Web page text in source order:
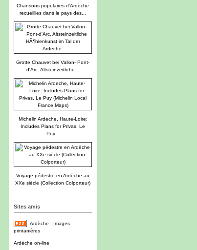
Chansons populaires d'Ardèche
recueillies dans le pays des...
Grotte Chauvet bei Vallon- Pont-
d'Arc. Altsteinzeitliche...
Michelin Ardeche, Haute-Loire:
Includes Plans for Privas, Le
Puy...
Voyage pédestre en Ardèche au
XXe siècle (Collection Colporteur)
Sites amis
Ardèche : Images
printanières
Ardèche on-line